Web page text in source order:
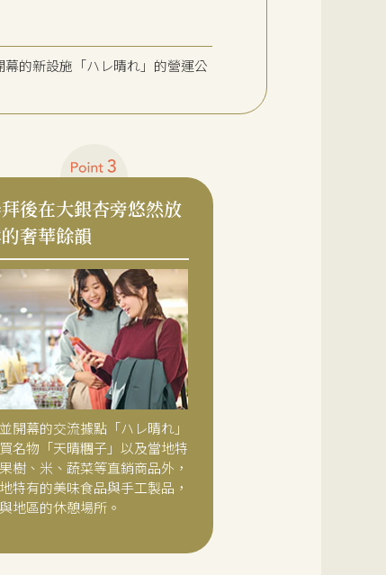
的新設施「ハレ晴れ」的營運公
後在大銀杏旁悠然放
奢華餘韻
開幕的交流據點「ハレ晴れ」
名物「天晴糰子」以及當地特
樹、米、蔬菜等直銷商品外，
特有的美味食品與手工製品，
地區的休憩場所。